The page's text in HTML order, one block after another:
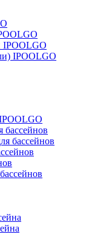
IPOOLGO
IPOOLGO
бассейнов